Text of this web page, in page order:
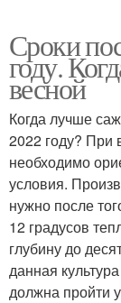
Сроки
году.
весной
Когда лучше
2022 году?
необходимо
условия.
нужно после
12 градусов
глубину до
данная
должна пройти